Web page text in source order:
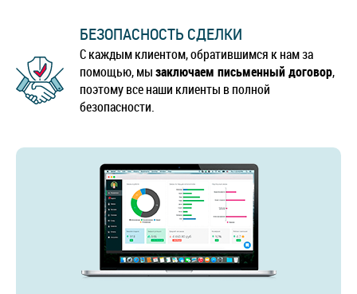
БЕЗОПАСНОСТЬ СДЕЛКИ
С каждым клиентом, обратившимся к нам за
помощью, мызаключаем письменный договор,
поэтому все наши клиенты в полной
безопасности.